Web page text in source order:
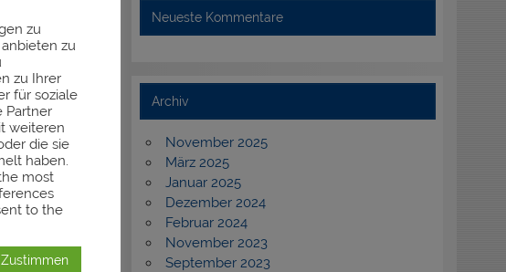
Neueste Kommentare
Archiv
November 2025
März 2025
Januar 2025
Dezember 2024
Februar 2024
November 2023
September 2023
zu
zu
zu Ihrer
für soziale
Partner
weiteren
die sie
haben.
most
to the